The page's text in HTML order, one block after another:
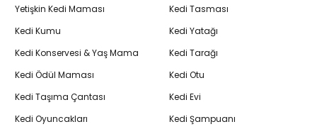
Yetişkin Kedi Maması
Kedi Kumu
Kedi Konservesi & Yaş Mama
Kedi Ödül Maması
Kedi Taşıma Çantası
Kedi Oyuncakları
Kedi Tasması
Kedi Yatağı
Kedi Tarağı
Kedi Otu
Kedi Evi
Kedi Şampuanı